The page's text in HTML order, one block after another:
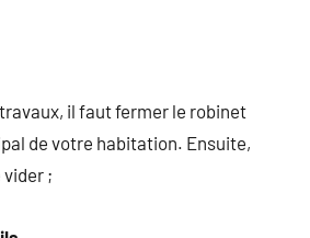
il faut fermer le robinet
de votre habitation. Ensuite,
vider ;